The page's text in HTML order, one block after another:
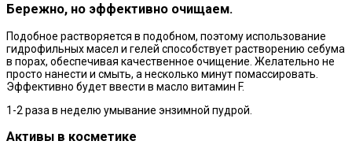
Бережно, но эффективно очищаем.
Подобное растворяется в подобном, поэтому использование
гидрофильных масел и гелей способствует растворению себума
в порах, обеспечивая качественное очищение. Желательно не
просто нанести и смыть, а несколько минут помассировать.
Эффективно будет ввести в масло витамин F.
1-2 раза в неделю умывание энзимной пудрой.
Активы в косметике